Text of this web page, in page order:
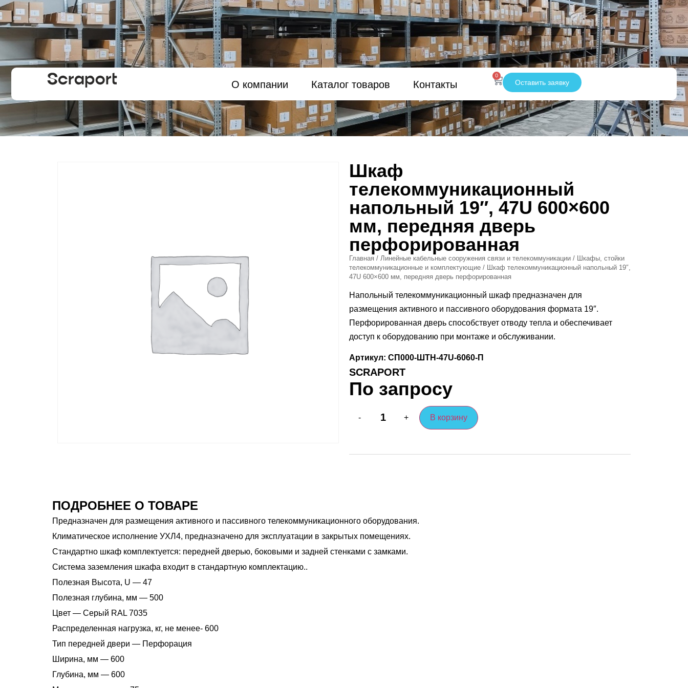
О компании Каталог товаров Контакты
0
Оставить заявку
Шкаф
телекоммуникационный
напольный 19″, 47U 600×600
мм, передняя дверь
перфорированная
Главная / Линейные кабельные сооружения связи и телекоммуникации / Шкафы, стойки
телекоммуникационные и комплектующие / Шкаф телекоммуникационный напольный 19″,
47U 600×600 мм, передняя дверь перфорированная
Напольный телекоммуникационный шкаф предназначен для
размещения активного и пассивного оборудования формата 19″.
Перфорированная дверь способствует отводу тепла и обеспечивает
доступ к оборудованию при монтаже и обслуживании.
Артикул: СП000-ШТН-47U-6060-П
SCRAPORT
По запросу
- + В корзину
ПОДРОБНЕЕ О ТОВАРЕ
Предназначен для размещения активного и пассивного телекоммуникационного оборудования.
Климатическое исполнение УХЛ4, предназначено для эксплуатации в закрытых помещениях.
Стандартно шкаф комплектуется: передней дверью, боковыми и задней стенками с замками.
Система заземления шкафа входит в стандартную комплектацию..
Полезная Высота, U — 47
Полезная глубина, мм — 500
Цвет — Серый RAL 7035
Распределенная нагрузка, кг, не менее- 600
Тип передней двери — Перфорация
Ширина, мм — 600
Глубина, мм — 600